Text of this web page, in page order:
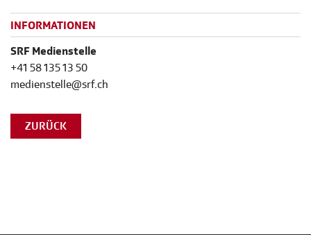
INFORMATIONEN
SRF Medienstelle
+41 58 135 13 50
medienstelle@srf.ch
ZURÜCK